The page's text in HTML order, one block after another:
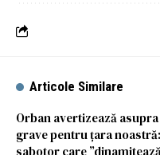
Articole Similare
Orban avertizează
grave pentru țara noastră: